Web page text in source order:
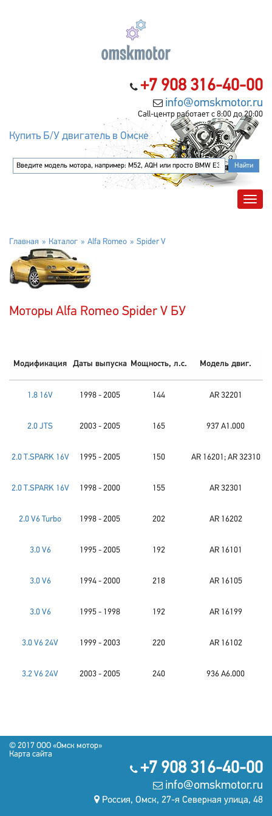
+7 908 316-40-00
info@omskmotor.ru
Call-центр работает с 8:00 до 20:00
Купить Б/У двигатель в Омске
Главная Каталог Alfa Romeo Spider V
Моторы Alfa Romeo Spider V БУ
Модификация Даты выпуска Мощность, л.с. Модель двиг.
1.8 16V 1998 - 2005 144 AR 32201
2.0 JTS 2003 - 2005 165 937 A1.000
2.0 T.SPARK 16V 1995 - 2005 150 AR 16201; AR 32310
2.0 T.SPARK 16V 1998 - 2000 155 AR 32301
2.0 V6 Turbo 1998 - 2005 202 AR 16202
3.0 V6 1995 - 2005 192 AR 16101
3.0 V6 1994 - 2000 218 AR 16105
3.0 V6 1995 - 1998 192 AR 16199
3.0 V6 24V 1999 - 2003 220 AR 16102
3.2 V6 24V 2003 - 2005 240 936 A6.000
© 2017 OOO «Омск мотор»
Карта сайта
+7 908 316-40-00
info@omskmotor.ru
Россия, Омск, 27-я Северная улица, 48